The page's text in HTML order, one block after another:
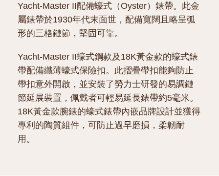
Yacht-Master II配備蠔式（Oyster）錶帶。此金
屬錶帶於1930年代末面世，配備寬闊且略呈弧
形的三格鏈節，堅固可靠。
Yacht-Master II蠔式鋼款及18K黃金款的蠔式錶
帶配備纖薄蠔式保險扣。此摺疊帶扣能夠防止
帶扣意外開啟，並安裝了勞力士研發的易調鏈
節延展裝置，佩戴者可輕易延長錶帶約5毫米。
18K黃金款腕錶的蠔式錶帶內嵌品牌設計並獲得
專利的陶質組件，可防止過早磨損，柔韌耐
用。